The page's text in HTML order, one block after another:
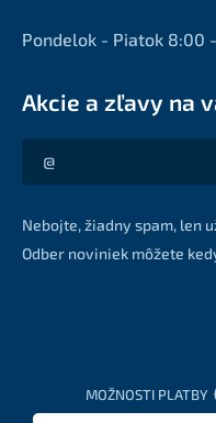
Pondelok - Piatok 8:00
Akcie a zľavy na
Akcie a zľavy na váš e-mail
Nebojte, žiadny spam, len
Odber noviniek môžete
MOŽNOSTI PLATBY